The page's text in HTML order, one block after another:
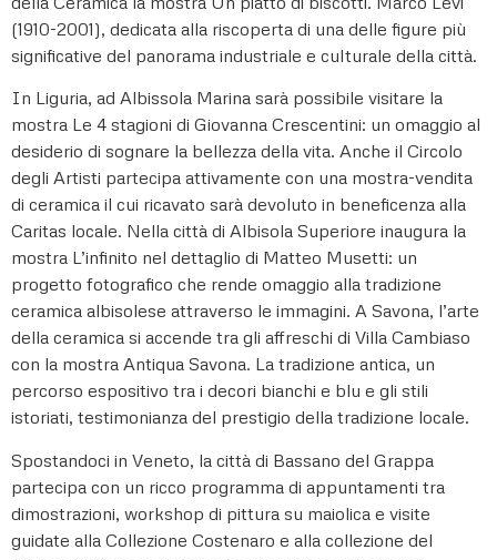
(1910-2001), dedicata alla riscoperta di una delle figure più
significative del panorama industriale e culturale della città.
In Liguria, ad Albissola Marina sarà possibile visitare la
mostra Le 4 stagioni di Giovanna Crescentini: un omaggio al
desiderio di sognare la bellezza della vita. Anche il Circolo
degli Artisti partecipa attivamente con una mostra-vendita
di ceramica il cui ricavato sarà devoluto in beneficenza alla
Caritas locale. Nella città di Albisola Superiore inaugura la
mostra L’infinito nel dettaglio di Matteo Musetti: un
progetto fotografico che rende omaggio alla tradizione
ceramica albisolese attraverso le immagini. A Savona, l’arte
della ceramica si accende tra gli affreschi di Villa Cambiaso
con la mostra Antiqua Savona. La tradizione antica, un
percorso espositivo tra i decori bianchi e blu e gli stili
istoriati, testimonianza del prestigio della tradizione locale.
Spostandoci in Veneto, la città di Bassano del Grappa
partecipa con un ricco programma di appuntamenti tra
dimostrazioni, workshop di pittura su maiolica e visite
guidate alla Collezione Costenaro e alla collezione del